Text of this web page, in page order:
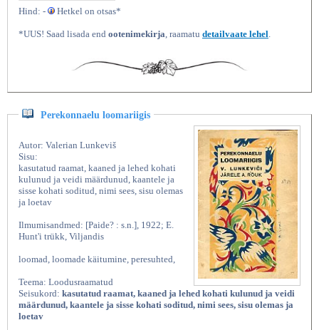
Hind: -
Hetkel on otsas*
*UUS! Saad lisada end ootenimekirja, raamatu detailvaate lehel.
Perekonnaelu loomariigis
Autor: Valerian Lunkeviš
Sisu:
kasutatud raamat, kaaned ja lehed kohati
kulunud ja veidi määrdunud, kaantele ja
sisse kohati soditud, nimi sees, sisu olemas
ja loetav
Ilmumisandmed: [Paide? : s.n.], 1922; E.
Hunt'i trükk, Viljandis
loomad, loomade käitumine, peresuhted,
Teema: Loodusraamatud
Seisukord: kasutatud raamat, kaaned ja lehed kohati kulunud ja veidi
määrdunud, kaantele ja sisse kohati soditud, nimi sees, sisu olemas ja
loetav